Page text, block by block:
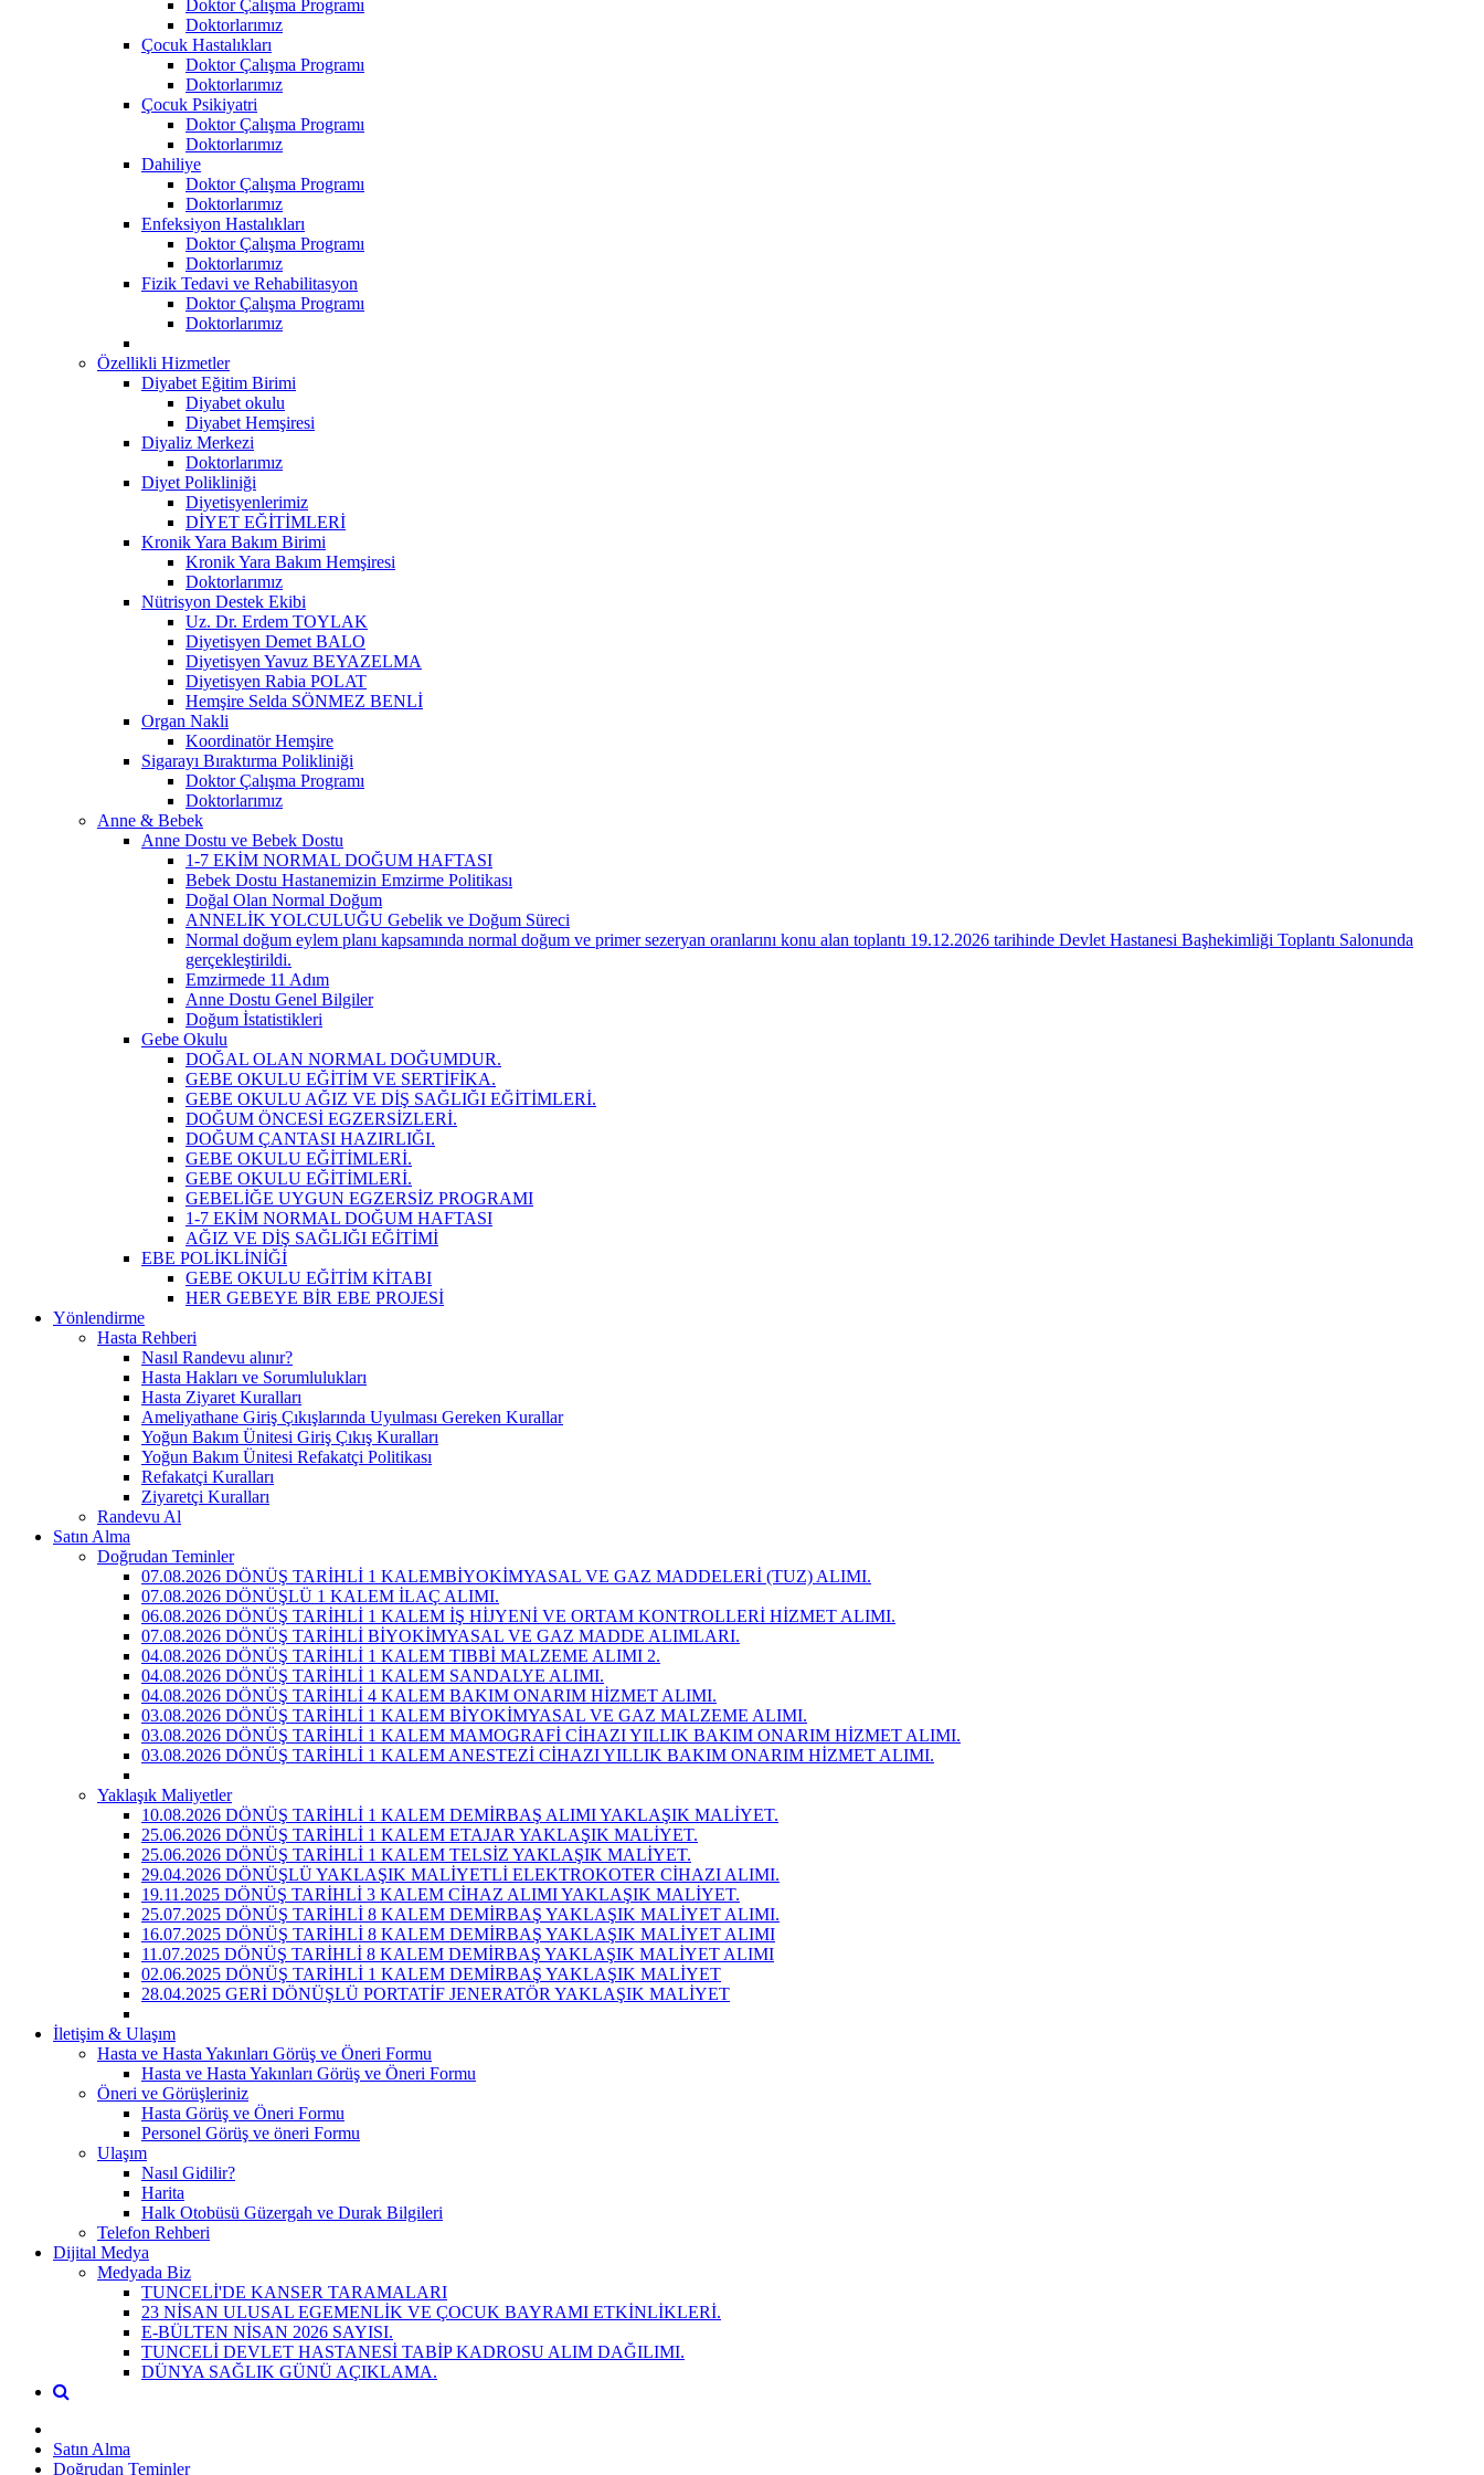
Doktor Çalışma Programı
Doktorlarımız
Çocuk Hastalıkları
Doktor Çalışma Programı
Doktorlarımız
Çocuk Psikiyatri
Doktor Çalışma Programı
Doktorlarımız
Dahiliye
Doktor Çalışma Programı
Doktorlarımız
Enfeksiyon Hastalıkları
Doktor Çalışma Programı
Doktorlarımız
Fizik Tedavi ve Rehabilitasyon
Doktor Çalışma Programı
Doktorlarımız
Özellikli Hizmetler
Diyabet Eğitim Birimi
Diyabet okulu
Diyabet Hemşiresi
Diyaliz Merkezi
Doktorlarımız
Diyet Polikliniği
Diyetisyenlerimiz
DİYET EĞİTİMLERİ
Kronik Yara Bakım Birimi
Kronik Yara Bakım Hemşiresi
Doktorlarımız
Nütrisyon Destek Ekibi
Uz. Dr. Erdem TOYLAK
Diyetisyen Demet BALO
Diyetisyen Yavuz BEYAZELMA
Diyetisyen Rabia POLAT
Hemşire Selda SÖNMEZ BENLİ
Organ Nakli
Koordinatör Hemşire
Sigarayı Bıraktırma Polikliniği
Doktor Çalışma Programı
Doktorlarımız
Anne & Bebek
Anne Dostu ve Bebek Dostu
1-7 EKİM NORMAL DOĞUM HAFTASI
Bebek Dostu Hastanemizin Emzirme Politikası
Doğal Olan Normal Doğum
ANNELİK YOLCULUĞU Gebelik ve Doğum Süreci
Normal doğum eylem planı kapsamında normal doğum ve primer sezeryan oranlarını konu alan toplantı 19.12.2026 tarihinde Devlet Hastanesi Başhekimliği Toplantı Salonunda
gerçekleştirildi.
Emzirmede 11 Adım
Anne Dostu Genel Bilgiler
Doğum İstatistikleri
Gebe Okulu
DOĞAL OLAN NORMAL DOĞUMDUR.
GEBE OKULU EĞİTİM VE SERTİFİKA.
GEBE OKULU AĞIZ VE DİŞ SAĞLIĞI EĞİTİMLERİ.
DOĞUM ÖNCESİ EGZERSİZLERİ.
DOĞUM ÇANTASI HAZIRLIĞI.
GEBE OKULU EĞİTİMLERİ.
GEBE OKULU EĞİTİMLERİ.
GEBELİĞE UYGUN EGZERSİZ PROGRAMI
1-7 EKİM NORMAL DOĞUM HAFTASI
AĞIZ VE DİŞ SAĞLIĞI EĞİTİMİ
EBE POLİKLİNİĞİ
GEBE OKULU EĞİTİM KİTABI
HER GEBEYE BİR EBE PROJESİ
Yönlendirme
Hasta Rehberi
Nasıl Randevu alınır?
Hasta Hakları ve Sorumlulukları
Hasta Ziyaret Kuralları
Ameliyathane Giriş Çıkışlarında Uyulması Gereken Kurallar
Yoğun Bakım Ünitesi Giriş Çıkış Kuralları
Yoğun Bakım Ünitesi Refakatçi Politikası
Refakatçi Kuralları
Ziyaretçi Kuralları
Randevu Al
Satın Alma
Doğrudan Teminler
07.08.2026 DÖNÜŞ TARİHLİ 1 KALEMBİYOKİMYASAL VE GAZ MADDELERİ (TUZ) ALIMI.
07.08.2026 DÖNÜŞLÜ 1 KALEM İLAÇ ALIMI.
06.08.2026 DÖNÜŞ TARİHLİ 1 KALEM İŞ HİJYENİ VE ORTAM KONTROLLERİ HİZMET ALIMI.
07.08.2026 DÖNÜŞ TARİHLİ BİYOKİMYASAL VE GAZ MADDE ALIMLARI.
04.08.2026 DÖNÜŞ TARİHLİ 1 KALEM TIBBİ MALZEME ALIMI 2.
04.08.2026 DÖNÜŞ TARİHLİ 1 KALEM SANDALYE ALIMI.
04.08.2026 DÖNÜŞ TARİHLİ 4 KALEM BAKIM ONARIM HİZMET ALIMI.
03.08.2026 DÖNÜŞ TARİHLİ 1 KALEM BİYOKİMYASAL VE GAZ MALZEME ALIMI.
03.08.2026 DÖNÜŞ TARİHLİ 1 KALEM MAMOGRAFİ CİHAZI YILLIK BAKIM ONARIM HİZMET ALIMI.
03.08.2026 DÖNÜŞ TARİHLİ 1 KALEM ANESTEZİ CİHAZI YILLIK BAKIM ONARIM HİZMET ALIMI.
Yaklaşık Maliyetler
10.08.2026 DÖNÜŞ TARİHLİ 1 KALEM DEMİRBAŞ ALIMI YAKLAŞIK MALİYET.
25.06.2026 DÖNÜŞ TARİHLİ 1 KALEM ETAJAR YAKLAŞIK MALİYET.
25.06.2026 DÖNÜŞ TARİHLİ 1 KALEM TELSİZ YAKLAŞIK MALİYET.
29.04.2026 DÖNÜŞLÜ YAKLAŞIK MALİYETLİ ELEKTROKOTER CİHAZI ALIMI.
19.11.2025 DÖNÜŞ TARİHLİ 3 KALEM CİHAZ ALIMI YAKLAŞIK MALİYET.
25.07.2025 DÖNÜŞ TARİHLİ 8 KALEM DEMİRBAŞ YAKLAŞIK MALİYET ALIMI.
16.07.2025 DÖNÜŞ TARİHLİ 8 KALEM DEMİRBAŞ YAKLAŞIK MALİYET ALIMI
11.07.2025 DÖNÜŞ TARİHLİ 8 KALEM DEMİRBAŞ YAKLAŞIK MALİYET ALIMI
02.06.2025 DÖNÜŞ TARİHLİ 1 KALEM DEMİRBAŞ YAKLAŞIK MALİYET
28.04.2025 GERİ DÖNÜŞLÜ PORTATİF JENERATÖR YAKLAŞIK MALİYET
İletişim & Ulaşım
Hasta ve Hasta Yakınları Görüş ve Öneri Formu
Hasta ve Hasta Yakınları Görüş ve Öneri Formu
Öneri ve Görüşleriniz
Hasta Görüş ve Öneri Formu
Personel Görüş ve öneri Formu
Ulaşım
Nasıl Gidilir?
Harita
Halk Otobüsü Güzergah ve Durak Bilgileri
Telefon Rehberi
Dijital Medya
Medyada Biz
TUNCELİ'DE KANSER TARAMALARI
23 NİSAN ULUSAL EGEMENLİK VE ÇOCUK BAYRAMI ETKİNLİKLERİ.
E-BÜLTEN NİSAN 2026 SAYISI.
TUNCELİ DEVLET HASTANESİ TABİP KADROSU ALIM DAĞILIMI.
DÜNYA SAĞLIK GÜNÜ AÇIKLAMA.
Satın Alma
Doğrudan Teminler